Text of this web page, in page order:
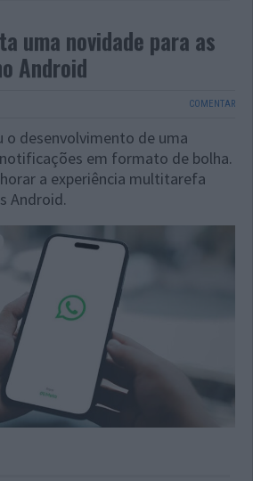
uma novidade para as
Android
COMENTAR
o desenvolvimento de uma
em formato de bolha.
a experiência multitarefa
Android.